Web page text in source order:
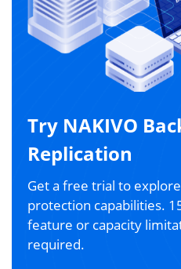
Try NAKIVO
Replication
Get a free trial to
protection capabilities.
feature or capacity
required.